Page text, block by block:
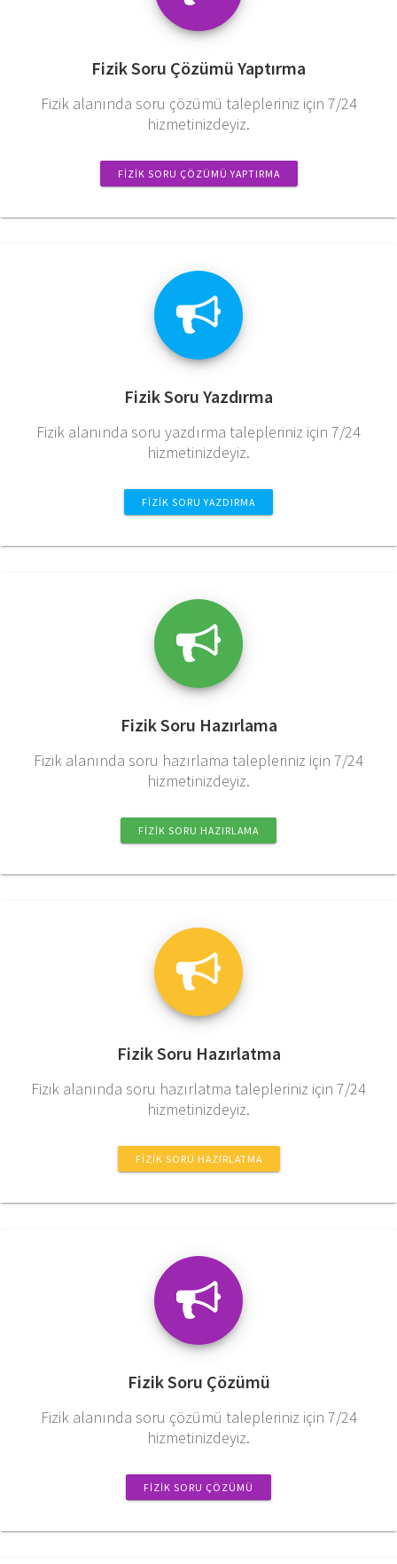
Fizik Soru Çözümü Yaptırma
Fizik alanında soru çözümü talepleriniz için 7/24
hizmetinizdeyiz.
FIZIK SORU ÇÖZÜMÜ YAPTIRMA
Fizik Soru Yazdırma
Fizik alanında soru yazdırma talepleriniz için 7/24
hizmetinizdeyiz.
FIZIK SORU YAZDIRMA
Fizik Soru Hazırlama
Fizik alanında soru hazırlama talepleriniz için 7/24
hizmetinizdeyiz.
FIZIK SORU HAZIRLAMA
Fizik Soru Hazırlatma
Fizik alanında soru hazırlatma talepleriniz için 7/24
hizmetinizdeyiz.
FIZIK SORU HAZIRLATMA
Fizik Soru Çözümü
Fizik alanında soru çözümü talepleriniz için 7/24
hizmetinizdeyiz.
FIZIK SORU ÇÖZÜMÜ